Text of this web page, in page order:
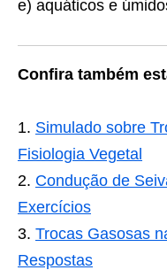
e) aquáticos e
Confira também
Simulado sobre
Fisiologia Vegetal
Condução de
Exercícios
Trocas Gasosas
Respostas